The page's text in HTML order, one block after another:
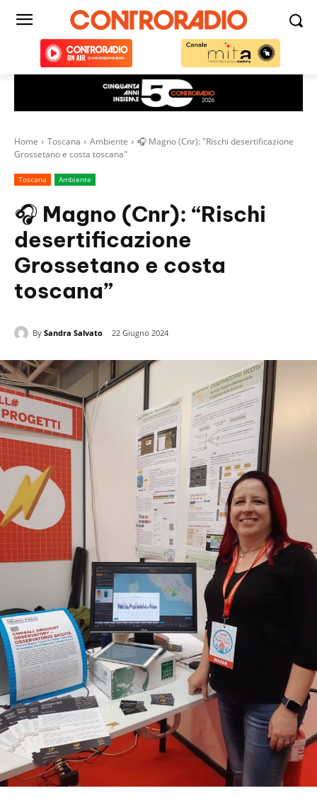
Home Toscana Ambiente
🎧 Magno (Cnr): "Rischi desertificazione
Grossetano e costa toscana"
Toscana Ambiente
🎧 Magno (Cnr): “Rischi
desertificazione
Grossetano e costa
toscana”
By Sandra Salvato 22 Giugno 2024